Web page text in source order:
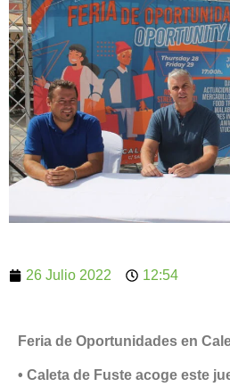
26 Julio 2022 12:54
Feria de Oportunidades en
• Caleta de Fuste acoge este